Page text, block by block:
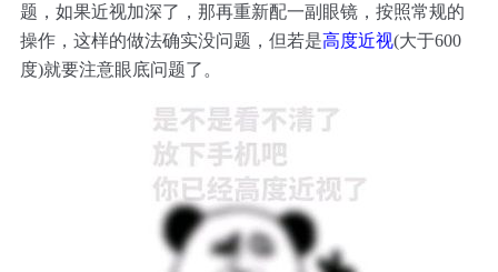
题，如果近视加深了，那再重新配一副眼镜，按照常规的
操作，这样的做法确实没问题，但若是高度近视(大于600
度)就要注意眼底问题了。